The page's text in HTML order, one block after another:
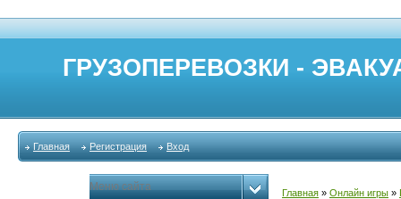
ГРУЗОПЕРЕВОЗКИ -
Главная Регистрация Вход
Меню сайта Главная » Онлайн игры »